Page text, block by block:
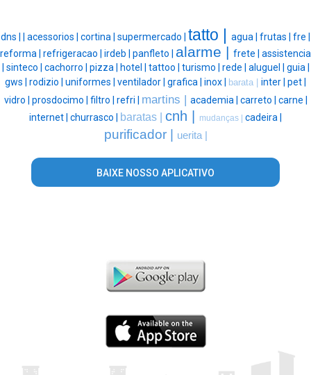
dns | acessorios | cortina | supermercado | tatto | agua | frutas | fre |
reforma | refrigeracao | irdeb | panfleto | alarme | frete | assistencia
sinteco | cachorro | pizza | hotel | tattoo | turismo | rede | aluguel | guia |
gws | rodizio | uniformes | ventilador | grafica | inox | barata | inter | pet |
vidro | prosdocimo | filtro | refri | martins | academia | carreto | carne |
internet | churrasco | baratas | cnh | mudanças | cadeira |
purificador | uerita |
BAIXE NOSSO APLICATIVO